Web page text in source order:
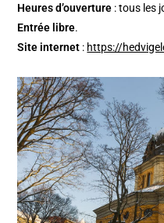
Heures d’ouverture : tous les
Entrée libre.
Site internet : https://